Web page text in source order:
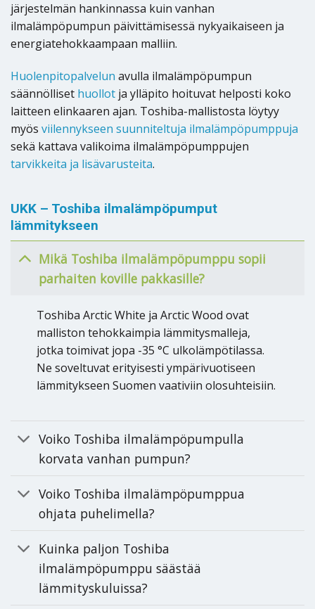
järjestelmän hankinnassa kuin vanhan
ilmalämpöpumpun päivittämisessä nykyaikaiseen ja
energiatehokkaampaan malliin.
Huolenpitopalvelun avulla ilmalämpöpumpun
säännölliset huollot ja ylläpito hoituvat helposti koko
laitteen elinkaaren ajan. Toshiba-mallistosta löytyy
myös viilennykseen suunniteltuja ilmalämpöpumppuja
sekä kattava valikoima ilmalämpöpumppujen
tarvikkeita ja lisävarusteita.
UKK – Toshiba ilmalämpöpumput
lämmitykseen
Mikä Toshiba ilmalämpöpumppu sopii
parhaiten koville pakkasille?
Toshiba Arctic White ja Arctic Wood ovat
malliston tehokkaimpia lämmitysmalleja,
jotka toimivat jopa -35 °C ulkolämpötilassa.
Ne soveltuvat erityisesti ympärivuotiseen
lämmitykseen Suomen vaativiin olosuhteisiin.
Voiko Toshiba ilmalämpöpumpulla
korvata vanhan pumpun?
Voiko Toshiba ilmalämpöpumppua
ohjata puhelimella?
Kuinka paljon Toshiba
ilmalämpöpumppu säästää
lämmityskuluissa?